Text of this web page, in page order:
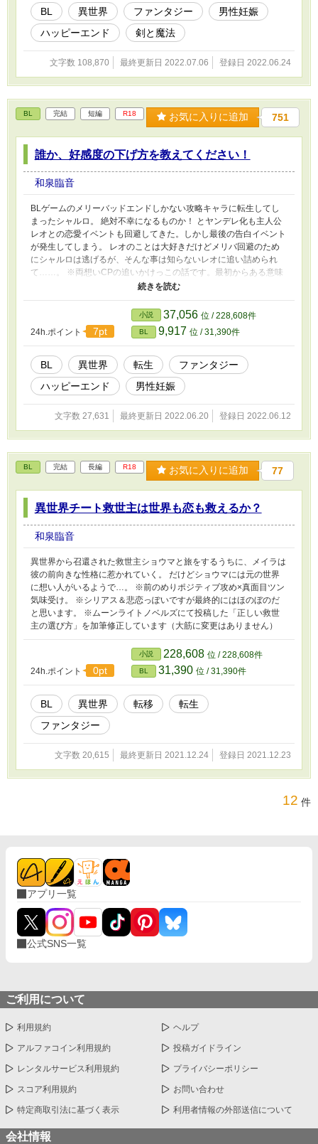
BL 異世界 ファンタジー
男性妊娠
ハッピーエンド
剣と魔法
文字数 108,870 最終更新日 2022.07.06 登録日 2022.06.24
BL 完結 短編 R18 お気に入りに追加 751
誰か、好感度の下げ方を教えてください！
和泉臨音
BLゲームのメリーバッドエンドしかない攻略キャラに転生してし
まったシャルロ。 絶対不幸になるものか！ とヤンデレ化も主人公
レオとの恋愛イベントも回避してきた。しかし最後の告白イベント
が発生してしまう。 レオのことは大好きだけどメリバ回避のため
にシャルロは逃げるが、そんな事は知らないレオに追い詰められ
て……。 ※両想いCPの追いかけっこの話です。最初からある意味
がっつり捕まってます。 ※執着(ヤンデレ予備軍)ゲーム主人公×優
降は番外編です。他サイトにも投稿しています。
24h.ポイント 7pt
小説 37,056 位 / 228,608件
BL 9,917 位 / 31,390件
BL 異世界 転生
ファンタジー
ハッピーエンド
男性妊娠
文字数 27,631 最終更新日 2022.06.20 登録日 2022.06.12
BL 完結 長編 R18 お気に入りに追加 77
異世界チート救世主は世界も恋も救えるか？
和泉臨音
異世界から召還された救世主ショウマと旅をするうちに、メイラは
彼の前向きな性格に惹かれていく。 だけどショウマには元の世界
に想い人がいるようで…。 ※前のめりポジティブ攻め×真面目ツン
気味受け。 ※シリアス＆悲恋っぽいですが最終的にはほのぼのだ
と思います。 ※ムーンライトノベルズにて投稿した「正しい救世
主の選び方」を加筆修正しています（大筋に変更はありません）
24h.ポイント 0pt
小説 228,608 位 / 228,608件
BL 31,390 位 / 31,390件
BL 異世界 転移
転生
ファンタジー
文字数 20,615 最終更新日 2021.12.24 登録日 2021.12.23
12 件
アプリ一覧
公式SNS一覧
ご利用について
利用規約 ヘルプ
アルファコイン利用規約 投稿ガイドライン
レンタルサービス利用規約 プライバシーポリシー
スコア利用規約 お問い合わせ
特定商取引法に基づく表示 利用者情報の外部送信について
会社情報